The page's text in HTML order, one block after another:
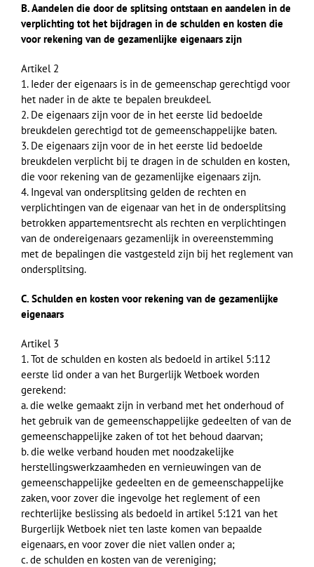
B. Aandelen die door de splitsing ontstaan en aandelen in de
verplichting tot het bijdragen in de schulden en kosten die
voor rekening van de gezamenlijke eigenaars zijn
Artikel 2
1. Ieder der eigenaars is in de gemeenschap gerechtigd voor
het nader in de akte te bepalen breukdeel.
2. De eigenaars zijn voor de in het eerste lid bedoelde
breukdelen gerechtigd tot de gemeenschappelijke baten.
3. De eigenaars zijn voor de in het eerste lid bedoelde
breukdelen verplicht bij te dragen in de schulden en kosten,
die voor rekening van de gezamenlijke eigenaars zijn.
4. Ingeval van ondersplitsing gelden de rechten en
verplichtingen van de eigenaar van het in de ondersplitsing
betrokken appartementsrecht als rechten en verplichtingen
van de ondereigenaars gezamenlijk in overeenstemming
met de bepalingen die vastgesteld zijn bij het reglement van
ondersplitsing.
C. Schulden en kosten voor rekening van de gezamenlijke
eigenaars
Artikel 3
1. Tot de schulden en kosten als bedoeld in artikel 5:112
eerste lid onder a van het Burgerlijk Wetboek worden
gerekend:
a. die welke gemaakt zijn in verband met het onderhoud of
het gebruik van de gemeenschappelijke gedeelten of van de
gemeenschappelijke zaken of tot het behoud daarvan;
b. die welke verband houden met noodzakelijke
herstellingswerkzaamheden en vernieuwingen van de
gemeenschappelijke gedeelten en de gemeenschappelijke
zaken, voor zover die ingevolge het reglement of een
rechterlijke beslissing als bedoeld in artikel 5:121 van het
Burgerlijk Wetboek niet ten laste komen van bepaalde
eigenaars, en voor zover die niet vallen onder a;
c. de schulden en kosten van de vereniging;